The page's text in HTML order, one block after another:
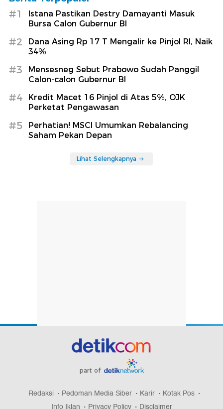
#1
Istana Pastikan Destry Damayanti Masuk
Bursa Calon Gubernur BI
#2
Dana Asing Rp 17 T Mengalir ke Pinjol RI, Naik
34%
#3
Mensesneg Sebut Prabowo Sudah Panggil
Calon-calon Gubernur BI
#4
Kredit Macet 16 Pinjol di Atas 5%, OJK
Perketat Pengawasan
#5
Perhatian! MSCI Umumkan Rebalancing
Saham Pekan Depan
Lihat Selengkapnya
part of
Redaksi Pedoman Media Siber Karir
Kotak Pos
Info Iklan
Privacy Policy Disclaimer